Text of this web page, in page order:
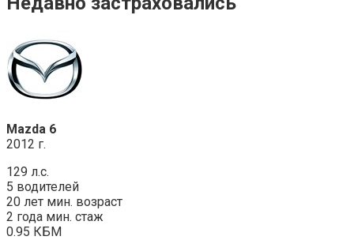
Mazda 6
2012 г.
129 л.с.
5 водителей
20 лет мин. возраст
2 года мин. стаж
0.95 КБМ